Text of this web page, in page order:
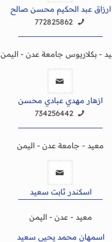
ارزاق عبد الحكيم محسن صالح
772825862
- بكلاريوس جامعة عدن - اليمن
ازهار مهدي عبادي محسن
734256442
معيد - جامعة عدن - اليمن
اسكندر ثابت سعيد
معيد - عدن - اليمن
اسمهان محمد يحيى سعيد